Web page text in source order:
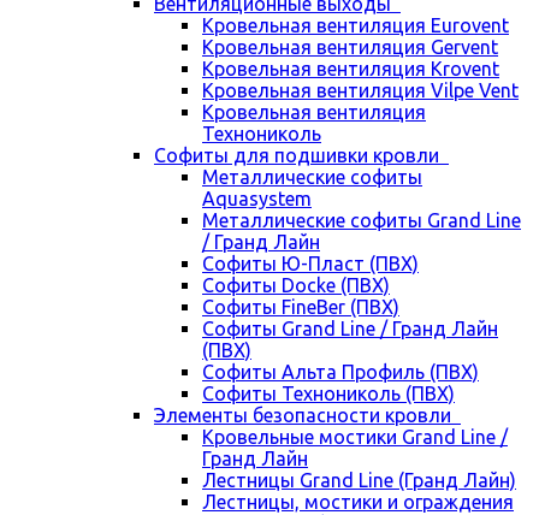
Кровельная вентиляция Eurovent
Кровельная вентиляция Gervent
Кровельная вентиляция Krovent
Кровельная вентиляция Vilpe Vent
Кровельная вентиляция
Технониколь
Cофиты для подшивки кровли
Металлические софиты
Aquasystem
Металлические софиты Grand Line
/ Гранд Лайн
Софиты Ю-Пласт (ПВХ)
Софиты Docke (ПВХ)
Софиты FineBer (ПВХ)
Софиты Grand Line / Гранд Лайн
(ПВХ)
Софиты Альта Профиль (ПВХ)
Софиты Технониколь (ПВХ)
Элементы безопасности кровли
Кровельные мостики Grand Line /
Гранд Лайн
Лестницы Grand Line (Гранд Лайн)
Лестницы, мостики и ограждения